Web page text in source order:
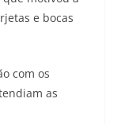
e bocas
com os
as